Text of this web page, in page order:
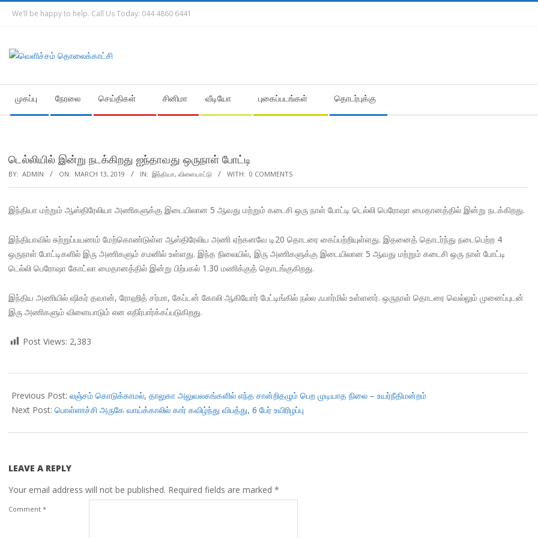
SkipWe’ll be happy to help. Call Us Today: 044 4860 6441
Navigation
Menu
முகப்பு நேரலை செய்திகள் சினிமா வீடியோ புகைப்படங்கள் தொடர்புக்கு
டெல்லியில் இன்று நடக்கிறது ஐந்தாவது ஒருநாள் போட்டி
BY: ADMIN ON: MARCH 13, 2019 IN: இந்தியா, விளையாட்டு WITH: 0 COMMENTS
இந்தியா மற்றும் ஆஸ்திரேலியா அணிகளுக்கு இடையிலான 5 ஆவது மற்றும் கடைசி ஒரு நாள் போட்டி டெல்லி பெரோஷா மைதானத்தில் இன்று நடக்கிறது.
இந்தியாவில் சுற்றுப்பயணம் மேற்கொண்டுள்ள ஆஸ்திரேலிய அணி ஏற்கனவே டி20 தொடரை கைப்பற்றியுள்ளது. இதனைத் தொடர்ந்து நடைபெற்ற 4
ஒருநாள் போட்டிகளில் இரு அணிகளும் சமனில் உள்ளது. இந்த நிலையில், இரு அணிகளுக்கு இடையிலான 5 ஆவது மற்றும் கடைசி ஒரு நாள் போட்டி
டெல்லி பெரோஷா கோட்லா மைதானத்தில் இன்று பிற்பகல் 1.30 மணிக்குத் தொடங்குகிறது.
இந்திய அணியில் ஷிகர் தவான், ரோஹித் சர்மா, கேப்டன் கோலி ஆகியோர் பேட்டிங்கில் நல்ல ஃபார்மில் உள்ளனர். ஒருநாள் தொடரை வெல்லும் முனைப்புடன்
இரு அணிகளும் விளையாடும் என எதிர்பார்க்கப்படுகிறது.
Post Views: 2,383
03-
13
Previous Post: லஞ்சம் கொடுக்காமல், தாலுகா அலுவலகங்களில் எந்த சான்றிதழும் பெற முடியாத நிலை – உயர்நீதிமன்றம்
Next Post: பொள்ளாச்சி அருகே வாய்க்காலில் கார் கவிழ்ந்து விபத்து, 6 பேர் உயிரிழப்பு
LEAVE A REPLY
Your email address will not be published. Required fields are marked *
Comment *